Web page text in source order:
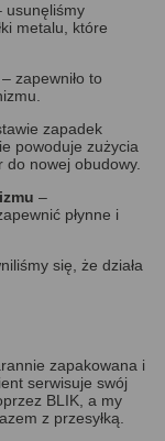
usunęliśmy
metalu, które
– zapewniło to
zapadek
powoduje zużycia
do nowej obudowy.
–
płynne i
się, że działa
zapakowana i
serwisuje swój
BLIK, a my
z przesyłką.